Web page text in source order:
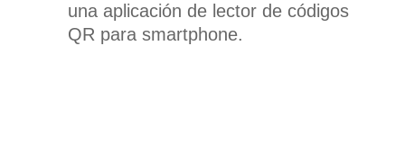
una aplicación de lector de códigos
QR para smartphone.